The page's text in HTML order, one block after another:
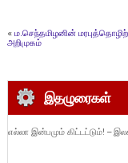
« ம.செந்தமிழனின் மரபுத்தொழிற்
அறிமுகம்
இதழுரைகள்
எல்லா இன்பமும் கிட்டட்டும்! –